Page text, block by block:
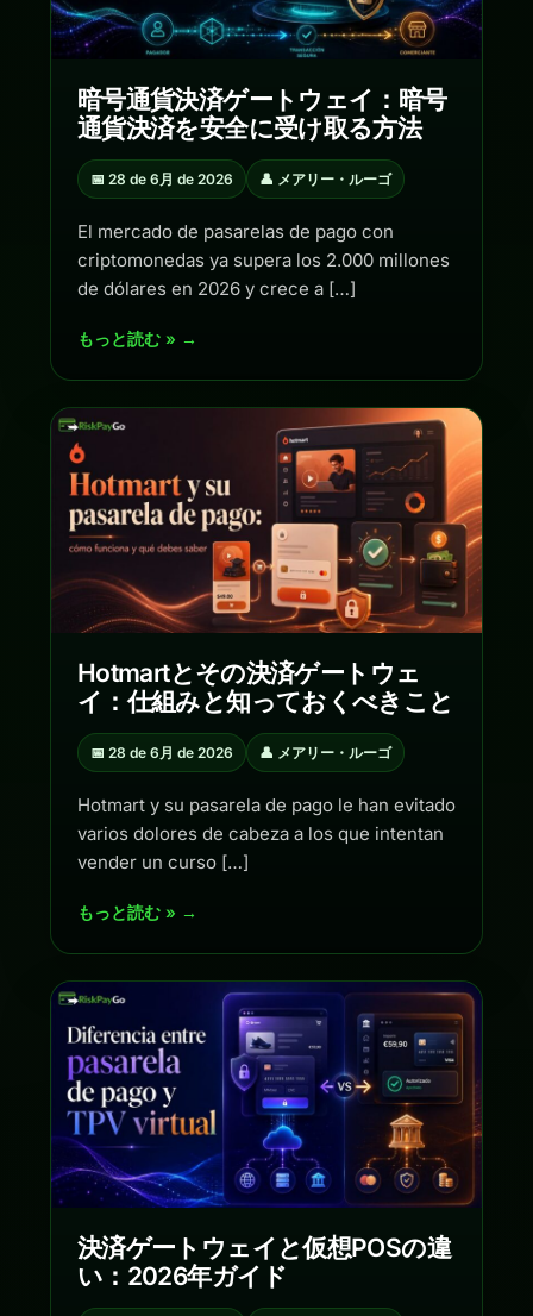
暗号通貨決済ゲートウェイ：暗号
通貨決済を安全に受け取る方法
📅 28 de 6月 de 2026 👤 メアリー・ルーゴ
El mercado de pasarelas de pago con
criptomonedas ya supera los 2.000 millones
de dólares en 2026 y crece a […]
もっと読む » →
Hotmartとその決済ゲートウェ
イ：仕組みと知っておくべきこと
📅 28 de 6月 de 2026 👤 メアリー・ルーゴ
Hotmart y su pasarela de pago le han evitado
varios dolores de cabeza a los que intentan
vender un curso […]
もっと読む » →
決済ゲートウェイと仮想POSの違
い：2026年ガイド